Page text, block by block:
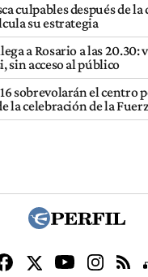
culpables después de
su estrategia
a Rosario a las
sin acceso al público
sobrevolarán el centro
la celebración de la